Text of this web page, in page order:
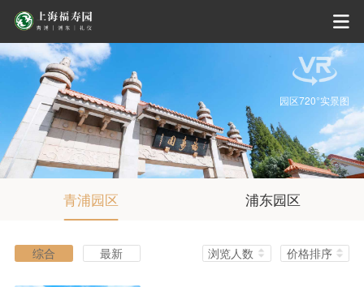
园区720°实景图
青浦园区 浦东园区
综合 最新 浏览人数 价格排序